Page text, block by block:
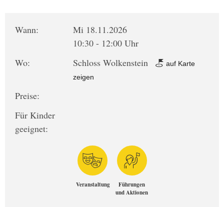
Wann:
Mi 18.11.2026
10:30 - 12:00 Uhr
Wo:
Schloss Wolkenstein
auf Karte
zeigen
Preise:
Für Kinder
geeignet:
Veranstaltung
Führungen
und Aktionen